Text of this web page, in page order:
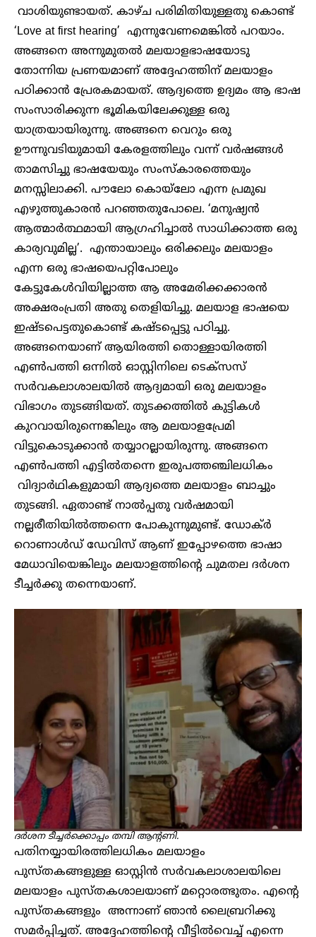
വാശിയുണ്ടായത്. കാഴ്ച പരിമിതിയുള്ളതു കൊണ്ട്
‘Love at first hearing’ എന്നുവേണമെങ്കിൽ പറയാം.
അങ്ങനെ അന്നുമുതൽ മലയാളഭാഷയോടു
തോന്നിയ പ്രണയമാണ് അദ്ദേഹത്തിന് മലയാളം
പഠിക്കാൻ പ്രേരകമായത്. ആദ്യത്തെ ഉദ്യമം ആ ഭാഷ
സംസാരിക്കുന്ന ഭൂമികയിലേക്കുള്ള ഒരു
യാത്രയായിരുന്നു. അങ്ങനെ വെറും ഒരു
ഊന്നുവടിയുമായി കേരളത്തിലും വന്ന് വർഷങ്ങൾ
താമസിച്ചു ഭാഷയേയും സംസ്കാരത്തെയും
മനസ്സിലാക്കി. പൗലോ കൊയ്‌ലോ എന്ന പ്രമുഖ
എഴുത്തുകാരൻ പറഞ്ഞതുപോലെ. ‘മനുഷ്യൻ
ആത്മാർത്ഥമായി ആഗ്രഹിച്ചാൽ സാധിക്കാത്ത ഒരു
കാര്യവുമില്ല’. എന്തായാലും ഒരിക്കലും മലയാളം
എന്ന ഒരു ഭാഷയെപറ്റിപോലും
കേട്ടുകേൾവിയില്ലാത്ത ആ അമേരിക്കക്കാരൻ
അക്ഷരംപ്രതി അതു തെളിയിച്ചു. മലയാള ഭാഷയെ
ഇഷ്ടപെട്ടതുകൊണ്ട് കഷ്ടപ്പെട്ടു പഠിച്ചു.
അങ്ങനെയാണ് ആയിരത്തി തൊള്ളായിരത്തി
എൺപത്തി ഒന്നിൽ ഓസ്റ്റിനിലെ ടെക്സസ്
സർവകലാശാലയിൽ ആദ്യമായി ഒരു മലയാളം
വിഭാഗം തുടങ്ങിയത്. തുടക്കത്തിൽ കുട്ടികൾ
കുറവായിരുന്നെങ്കിലും ആ മലയാളപ്രേമി
വിട്ടുകൊടുക്കാൻ തയ്യാറല്ലായിരുന്നു. അങ്ങനെ
എൺപത്തി എട്ടിൽതന്നെ ഇരുപത്തഞ്ചിലധികം
വിദ്യാർഥികളുമായി ആദ്യത്തെ മലയാളം ബാച്ചും
തുടങ്ങി. ഏതാണ്ട് നാൽപ്പതു വർഷമായി
നല്ലരീതിയിൽത്തന്നെ പോകുന്നുമുണ്ട്. ഡോക്ർ
റൊണാൾഡ് ഡേവിസ് ആണ് ഇപ്പോഴത്തെ ഭാഷാ
മേധാവിയെങ്കിലും മലയാളത്തിന്റെ ചുമതല ദർശന
ടീച്ചർക്കു തന്നെയാണ്.
ദർശന ടീച്ചർക്കൊപ്പം തമ്പി ആന്റണി.
പതിനയ്യായിരത്തിലധികം മലയാളം
പുസ്തകങ്ങളുള്ള ഓസ്റ്റിൻ സർവകലാശാലയിലെ
മലയാളം പുസ്തകശാലയാണ് മറ്റൊരത്ഭുതം. എന്റെ
പുസ്തകങ്ങളും അന്നാണ് ഞാൻ ലൈബ്രറിക്കു
സമർപ്പിച്ചത്. അദ്ദേഹത്തിൻ്റെ വീട്ടിൽവെച്ച് എന്നെ